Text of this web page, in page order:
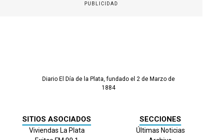
PUBLICIDAD
Diario El Día de la Plata, fundado el 2 de Marzo de
1884
SITIOS ASOCIADOS
Viviendas La Plata
SECCIONES
Últimas Noticias